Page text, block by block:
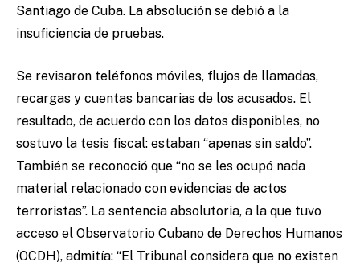
Santiago de Cuba. La absolución se debió a la
insuficiencia de pruebas.
Se revisaron teléfonos móviles, flujos de llamadas,
recargas y cuentas bancarias de los acusados. El
resultado, de acuerdo con los datos disponibles, no
sostuvo la tesis fiscal: estaban “apenas sin saldo”.
También se reconoció que “no se les ocupó nada
material relacionado con evidencias de actos
terroristas”. La sentencia absolutoria, a la que tuvo
acceso el Observatorio Cubano de Derechos Humanos
(OCDH), admitía: “El Tribunal considera que no existen